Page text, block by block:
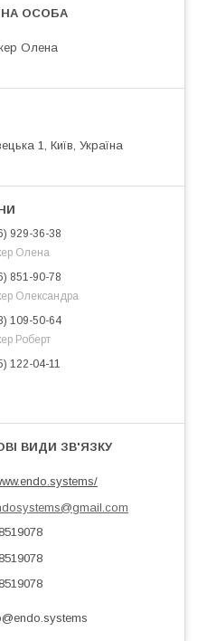
Олена
1, Київ, Україна
929-36-38
Олена
851-90-78
Олександра
109-50-64
Роберт
122-04-11